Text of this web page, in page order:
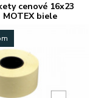
cenové 16x23
MOTEX biele